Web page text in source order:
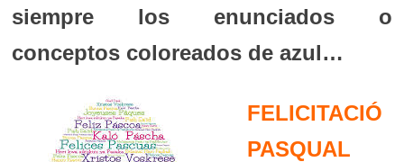
siempre los enunciados o
conceptos coloreados de azul…
FELICITACIÓ
PASQUAL